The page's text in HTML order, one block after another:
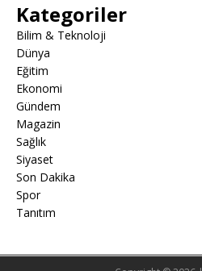
Kategoriler
Bilim & Teknoloji
Dünya
Eğitim
Ekonomi
Gündem
Magazin
Sağlık
Siyaset
Son Dakika
Spor
Tanıtım